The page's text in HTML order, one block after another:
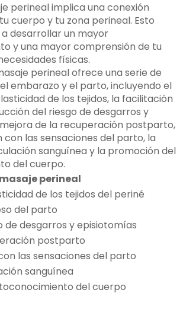
perineal implica una conexión
cuerpo y tu zona perineal. Esto
desarrollar un mayor
y una mayor comprensión de tu
físicas.
perineal ofrece una serie de
embarazo y el parto, incluyendo el
de los tejidos, la facilitación
del riesgo de desgarros y
de la recuperación postparto,
con las sensaciones del parto, la
sanguínea y la promoción del
del cuerpo.
perineal
de los tejidos del periné
del parto
de desgarros y episiotomías
postparto
las sensaciones del parto
sanguínea
del cuerpo